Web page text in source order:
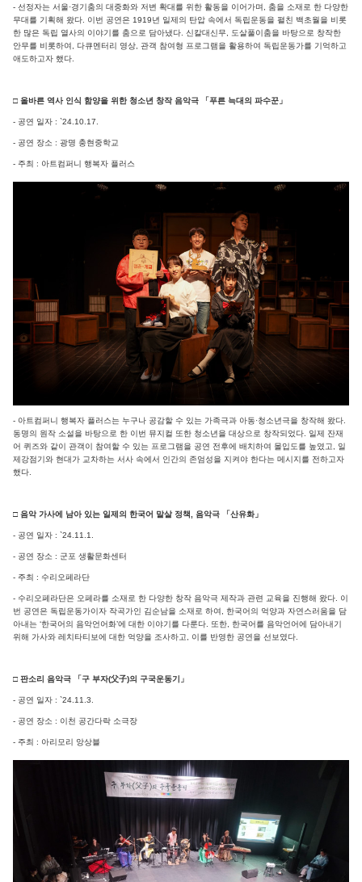
- 선정자는 서울·경기춤의 대중화와 저변 확대를 위한 활동을 이어가며, 춤을 소재로 한 다양한
무대를 기획해 왔다. 이번 공연은 1919년 일제의 탄압 속에서 독립운동을 펼친 백초월을 비롯
한 많은 독립 열사의 이야기를 춤으로 담아냈다. 신칼대신무, 도살풀이춤을 바탕으로 창작한
안무를 비롯하여, 다큐멘터리 영상, 관객 참여형 프로그램을 활용하여 독립운동가를 기억하고
애도하고자 했다.
□ 올바른 역사 인식 함양을 위한 청소년 창작 음악극 「푸른 늑대의 파수꾼」
- 공연 일자 : `24.10.17.
- 공연 장소 : 광명 충현중학교
- 주최 : 아트컴퍼니 행복자 플러스
- 아트컴퍼니 행복자 플러스는 누구나 공감할 수 있는 가족극과 아동·청소년극을 창작해 왔다.
동명의 원작 소설을 바탕으로 한 이번 뮤지컬 또한 청소년을 대상으로 창작되었다. 일제 잔재
어 퀴즈와 같이 관객이 참여할 수 있는 프로그램을 공연 전후에 배치하여 몰입도를 높였고, 일
제강점기와 현대가 교차하는 서사 속에서 인간의 존엄성을 지켜야 한다는 메시지를 전하고자
했다.
□ 음악 가사에 남아 있는 일제의 한국어 말살 정책, 음악극 「산유화」
- 공연 일자 : `24.11.1.
- 공연 장소 : 군포 생활문화센터
- 주최 : 수리오페라단
- 수리오페라단은 오페라를 소재로 한 다양한 창작 음악극 제작과 관련 교육을 진행해 왔다. 이
번 공연은 독립운동가이자 작곡가인 김순남을 소재로 하여, 한국어의 억양과 자연스러움을 담
아내는 ‘한국어의 음악언어화’에 대한 이야기를 다룬다. 또한, 한국어를 음악언어에 담아내기
위해 가사와 레치타티보에 대한 억양을 조사하고, 이를 반영한 공연을 선보였다.
□ 판소리 음악극 「구 부자(父子)의 구국운동기」
- 공연 일자 : `24.11.3.
- 공연 장소 : 이천 공간다락 소극장
- 주최 : 아리모리 앙상블